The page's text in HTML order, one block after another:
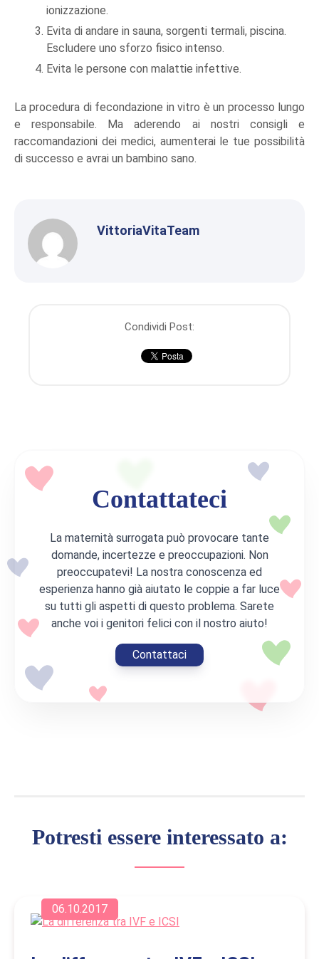
ionizzazione.
Evita di andare in sauna, sorgenti termali, piscina.
Escludere uno sforzo fisico intenso.
Evita le persone con malattie infettive.
La procedura di fecondazione in vitro è un processo lungo
e responsabile. Ma aderendo ai nostri consigli e
raccomandazioni dei medici, aumenterai le tue possibilità
di successo e avrai un bambino sano.
VittoriaVitaTeam
Condividi Post:
Contattateci
La maternità surrogata può provocare tante
domande, incertezze e preoccupazioni. Non
preoccupatevi! La nostra conoscenza ed
esperienza hanno già aiutato le coppie a far luce
su tutti gli aspetti di questo problema. Sarete
anche voi i genitori felici con il nostro aiuto!
Contattaci
Potresti essere interessato a:
06.10.2017